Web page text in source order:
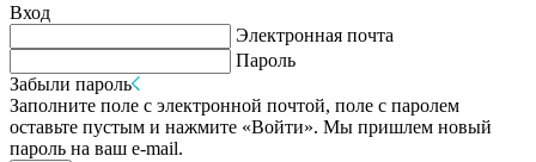
Вход
Электронная почта
Пароль
Забыли пароль
Заполните поле с электронной почтой, поле с паролем
оставьте пустым и нажмите «Войти». Мы пришлем новый
пароль на ваш e-mail.